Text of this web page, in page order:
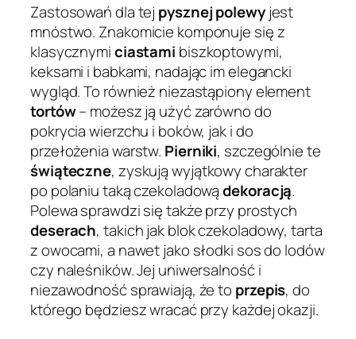
Zastosowań dla tej pysznej polewyjest
mnóstwo. Znakomicie komponuje się z
klasycznymiciastami biszkoptowymi,
keksami i babkami, nadając im elegancki
wygląd. To również niezastąpiony element
tortów– możesz ją użyć zarówno do
pokrycia wierzchu i boków, jak i do
przełożenia warstw. Pierniki, szczególnie te
świąteczne, zyskują wyjątkowy charakter
po polaniu taką czekoladowądekoracją.
Polewa sprawdzi się także przy prostych
deserach, takich jak blok czekoladowy, tarta
z owocami, a nawet jako słodki sos do lodów
czy naleśników. Jej uniwersalność i
niezawodność sprawiają, że to przepis, do
którego będziesz wracać przy każdej okazji.